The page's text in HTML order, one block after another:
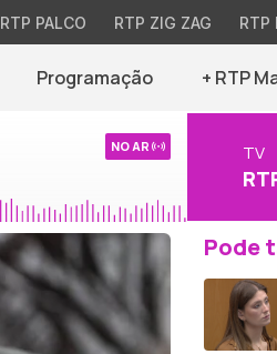
RTP PALCO RTP ZIG ZAG RTP
Programação + RTP
NO AR TV
Pode